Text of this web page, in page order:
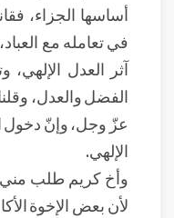
أساسها الجزاء،
في تعامله مع
آثر العدل الإلهي،
الفضل والعدل،
عزّ وجل، وإنّ دخول
الإلهي.
وأخ كريم طلب مني
لأن بعض الإخوة